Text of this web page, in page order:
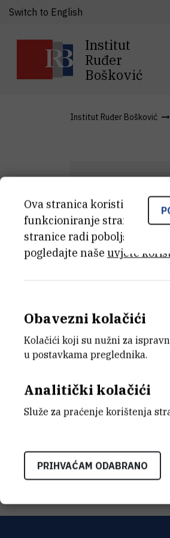
Institut
Ruđer
Bošković
Switch to English
Institut Ruđer Bošković
R
E-MAIL
Kresimir.Rajakovic@irb.hr
TELEFON
+385 1 456 1087
Ova stranica koristi
funkcioniranje stranice,
stranice radi poboljšanja
pogledajte naše uvjete
Obavezni kolačići
Kolačići koji su nužni za
u postavkama preglednika.
Analitički kolačići
Služe za praćenje korištenja
PRIHVAĆAM ODABRANO